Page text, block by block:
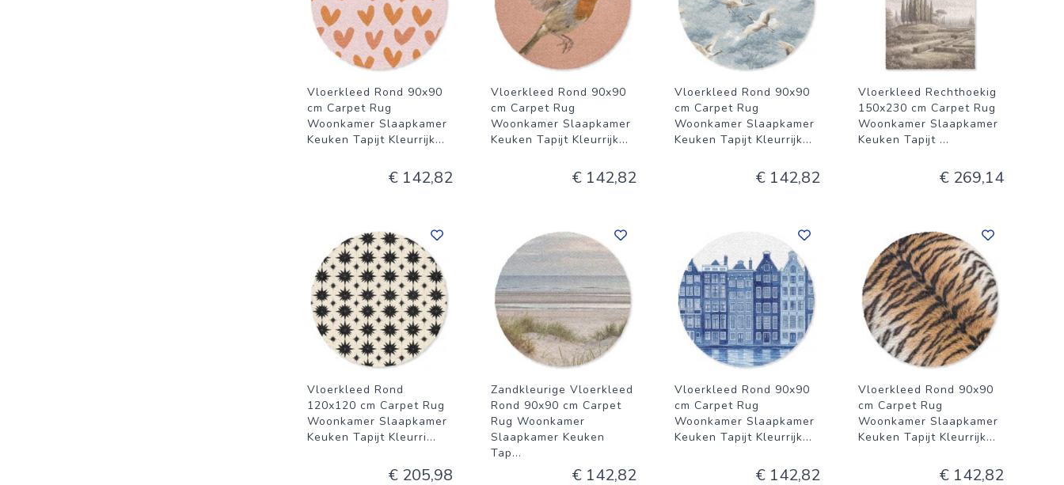
Vloerkleed Rond 90x90
cm Carpet Rug
Woonkamer Slaapkamer
Keuken Tapijt Kleurrijk...
€ 142,82
Vloerkleed Rond 90x90
cm Carpet Rug
Woonkamer Slaapkamer
Keuken Tapijt Kleurrijk...
€ 142,82
Vloerkleed Rond 90x90
cm Carpet Rug
Woonkamer Slaapkamer
Keuken Tapijt Kleurrijk...
€ 142,82
Vloerkleed Rechthoekig
150x230 cm Carpet Rug
Woonkamer Slaapkamer
Keuken Tapijt ...
€ 269,14
Vloerkleed Rond
120x120 cm Carpet Rug
Woonkamer Slaapkamer
Keuken Tapijt Kleurri...
€ 205,98
Zandkleurige Vloerkleed
Rond 90x90 cm Carpet
Rug Woonkamer
Slaapkamer Keuken
Tap...
€ 142,82
Vloerkleed Rond 90x90
cm Carpet Rug
Woonkamer Slaapkamer
Keuken Tapijt Kleurrijk...
€ 142,82
Vloerkleed Rond 90x90
cm Carpet Rug
Woonkamer Slaapkamer
Keuken Tapijt Kleurrijk...
€ 142,82